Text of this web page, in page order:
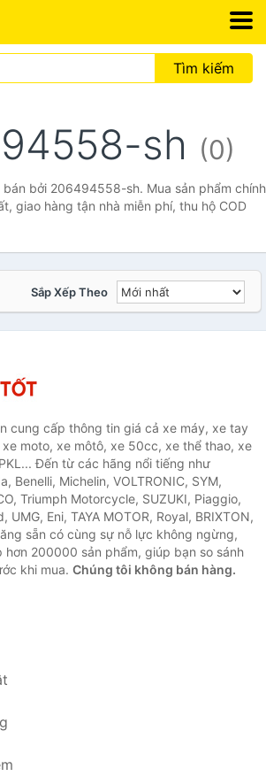
Tìm kiếm
sh (0)
bởi 206494558-sh. Mua sản phẩm chính
giao hàng tận nhà miễn phí, thu hộ COD
Sắp Xếp Theo
cung cấp thông tin giá cả xe máy, xe tay
moto, xe môtô, xe 50cc, xe thể thao, xe
Đến từ các hãng nổi tiếng như
Benelli, Michelin, VOLTRONIC, SYM,
Triumph Motorcycle, SUZUKI, Piaggio,
UMG, Eni, TAYA MOTOR, Royal, BRIXTON,
sẵn có cùng sự nỗ lực không ngừng,
200000 sản phẩm, giúp bạn so sánh
khi mua. Chúng tôi không bán hàng.